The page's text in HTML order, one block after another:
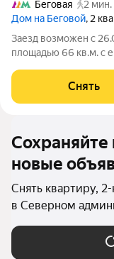
Беговая
2 мин.
Дом на Беговой, 2
Заезд возможен с
площадью 66 кв.м. с
Духовой шкаф Стиральная машина Холодильник Кондиционер
Микроволновка
Снять
Сохраняйте
новые
Снять квартиру,
в Северном
МО